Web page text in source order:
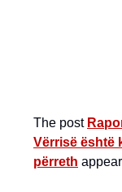
The post
Vërrisë është
përreth